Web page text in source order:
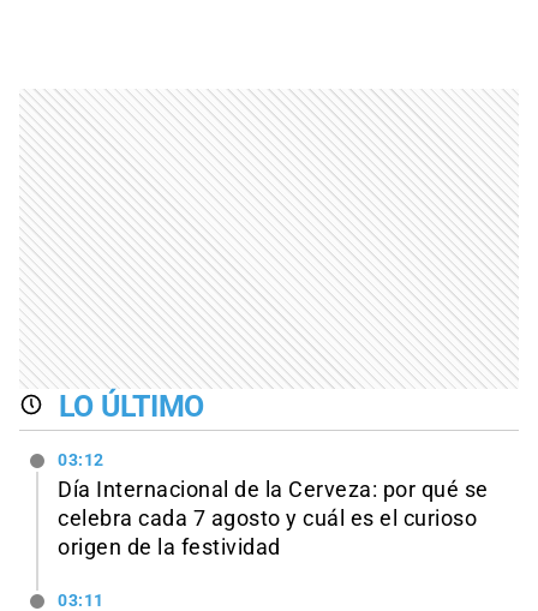
LO ÚLTIMO
03:12
Día Internacional de la Cerveza: por qué se
celebra cada 7 agosto y cuál es el curioso
origen de la festividad
03:11